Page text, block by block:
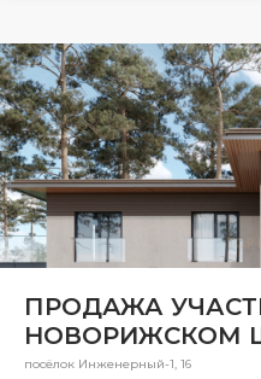
Тип недвижимости
Общая площадь, м
Ремонт
Ремонт
Район
Район
ПРОДАЖА
НОВОРИЖСКОМ
посёлок Инженерный-1, 16